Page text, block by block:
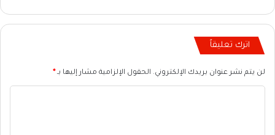
اترك تعليقاً
لن يتم نشر عنوان بريدك الإلكتروني. الحقول الإلزامية مشار إليها بـ *